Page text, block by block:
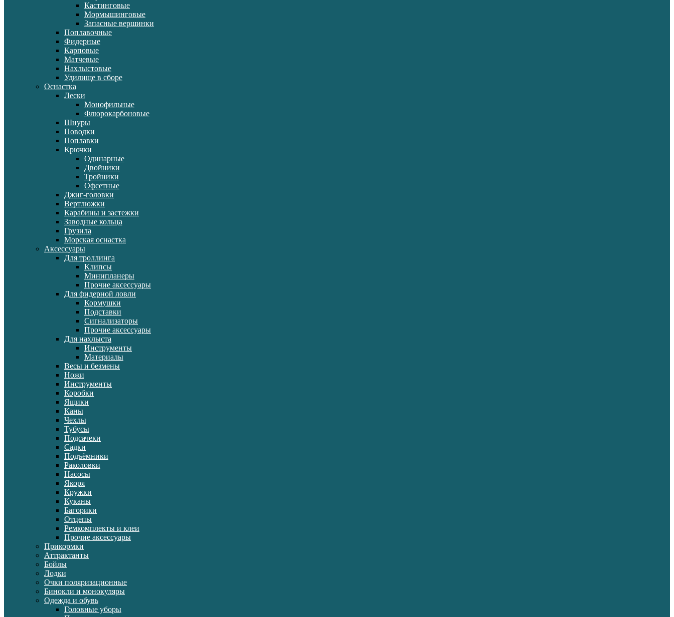
Кастинговые
Мормышинговые
Запасные вершинки
Поплавочные
Фидерные
Карповые
Матчевые
Нахлыстовые
Удилище в сборе
Оснастка
Лески
Монофильные
Флюрокарбоновые
Шнуры
Поводки
Поплавки
Крючки
Одинарные
Двойники
Тройники
Офсетные
Джиг-головки
Вертлюжки
Карабины и застежки
Заводные кольца
Грузила
Морская оснастка
Аксессуары
Для троллинга
Клипсы
Минипланеры
Прочие аксессуары
Для фидерной ловли
Кормушки
Подставки
Сигнализаторы
Прочие аксессуары
Для нахлыста
Инструменты
Материалы
Весы и безмены
Ножи
Инструменты
Коробки
Ящики
Каны
Чехлы
Тубусы
Подсачеки
Садки
Подъёмники
Раколовки
Насосы
Якоря
Кружки
Куканы
Багорики
Отцепы
Ремкомплекты и клеи
Прочие аксессуары
Прикормки
Аттрактанты
Бойлы
Лодки
Очки поляризационные
Бинокли и монокуляры
Одежда и обувь
Головные уборы